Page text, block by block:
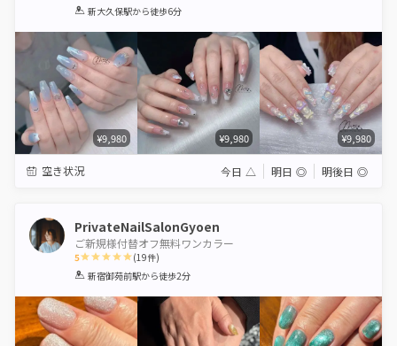
1 2 3 4 5
新大久保駅から徒歩6分
¥9,980 ¥9,980 ¥9,980
空き状況 今日 △ 明日 ◎ 明後日 ◎
PrivateNailSalonGyoen
ご新規様付替オフ無料ワンカラー
5
1 2 3 4 5
(19件)
新宿御苑前駅から徒歩2分